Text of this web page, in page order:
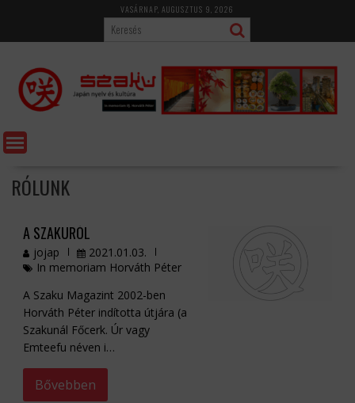
content
VASÁRNAP, AUGUSZTUS 9, 2026
RÓLUNK
A SZAKURÓL
jojap
2021.01.03.
In memoriam Horváth Péter
A Szaku Magazint 2002-ben
Horváth Péter indította útjára (a
Szakunál Főcerk. Úr vagy
Emteefu néven i…
Bővebben